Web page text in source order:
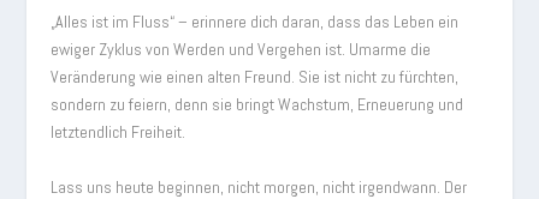
„Alles ist im Fluss“ – erinnere dich daran, dass das Leben ein
ewiger Zyklus von Werden und Vergehen ist. Umarme die
Veränderung wie einen alten Freund. Sie ist nicht zu fürchten,
sondern zu feiern, denn sie bringt Wachstum, Erneuerung und
letztendlich Freiheit.
Lass uns heute beginnen, nicht morgen, nicht irgendwann. Der